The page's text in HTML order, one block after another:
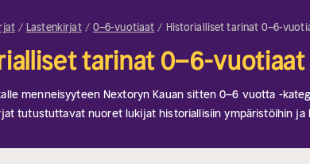
Lastenkirjat 0–6-vuotiaat Historialliset tarinat 0–6-
tarinat 0–6-vuotiaat
menneisyyteen Nextoryn Kauan sitten 0–6 vuotta -
tutustuttavat nuoret lukijat historiallisiin ympäristöihin ja
harrastajille tai uteliaille mielille. Opittepa ritareista ja